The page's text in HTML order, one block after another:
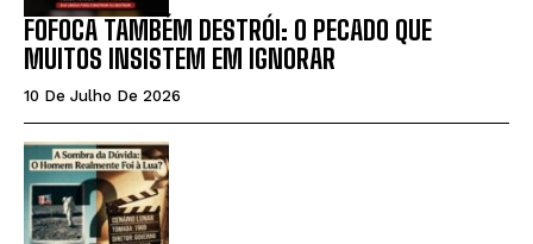
FOFOCA TAMBÉM DESTRÓI: O PECADO QUE
MUITOS INSISTEM EM IGNORAR
10 De Julho De 2026